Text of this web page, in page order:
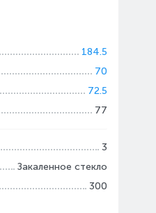
184.5
70
72.5
77
3
Закаленное стекло
300